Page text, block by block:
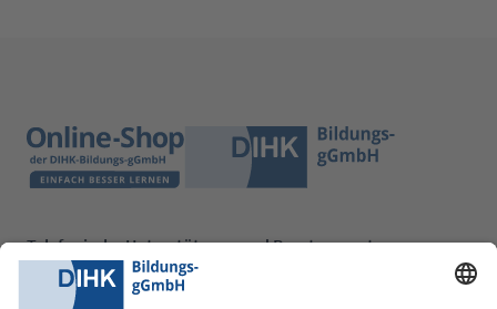
Telefonische Unterstützung und Beratung unter:
0228 6205 205